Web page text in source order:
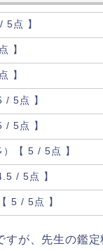
5点 】
】
】
/ 5点 】
5点 】
【 5 / 5点 】
/ 5点 】
5 / 5点 】
が、先生の鑑